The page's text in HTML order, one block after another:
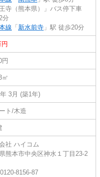
王寺（熊本県）」バス停下車
分
線 「 新水前寺 」駅 徒歩20分
円
㎡
3月 (築1年)
ト/木造
社 ハイコム
熊本市中央区神水１丁目23-2
8156-87